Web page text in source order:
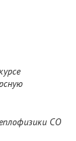
СО